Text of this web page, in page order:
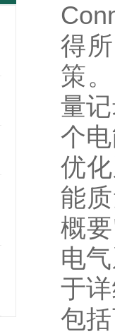
得
策
量
个
优
能
概
电
于
包